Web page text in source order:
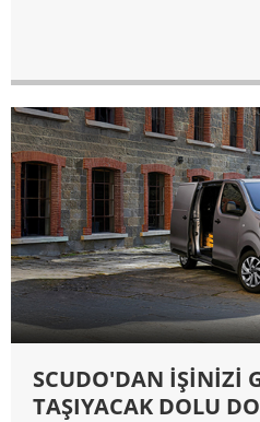
SCUDO'DAN İŞİNİZİ
TAŞIYACAK DOLU